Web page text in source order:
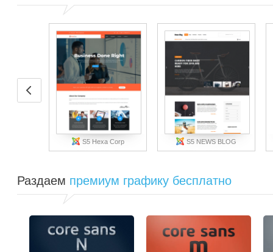
S5 Hexa Corp S5 NEWS BLOG
Раздаем премиум графику бесплатно